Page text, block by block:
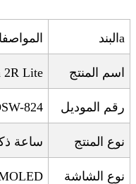
aالبند
اسم المنتج 2R Lite
رقم الموديل 824
نوع المنتج ساعة
نوع الشاشة